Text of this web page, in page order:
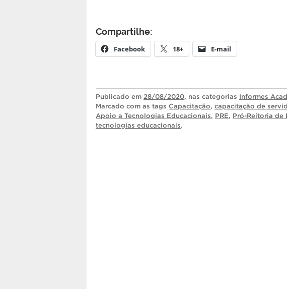
Compartilhe:
Facebook 18+ E-mail
Publicado em 28/08/2020, nas categorias Informes
Marcado com as tags Capacitação, capacitação de
Apoio a Tecnologias Educacionais, PRE, Pró-Reitoria de
tecnologias educacionais.